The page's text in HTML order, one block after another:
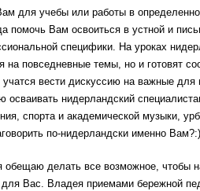
для учебы или работы в
помочь Вам освоиться в устной и
специфики. На уроках
на повседневные темы, но и готовят
вести дискуссию на важные
нидерландский
спорта и академической музыки,
по-нидерландски именно Вам?:)
обещаю делать все возможное, чтобы
Вас. Владея приемами бережной